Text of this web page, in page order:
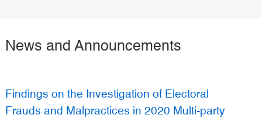
News and Announcements
Findings on the Investigation of Electoral
Frauds and Malpractices in 2020 Multi-party